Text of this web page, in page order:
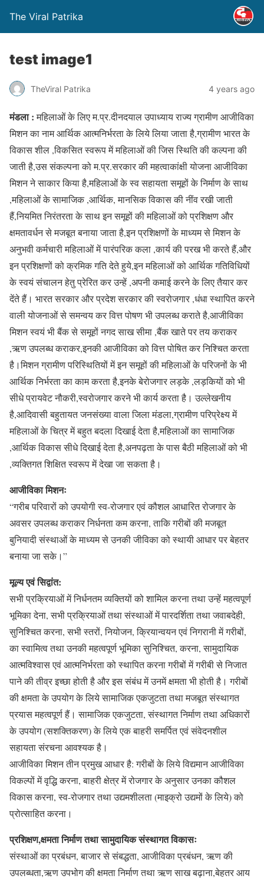
The Viral Patrika
test image1
TheViral Patrika 4 years ago
मंडला :महिलाओं के लिए म.प्र.दीनदयाल उपाध्याय राज्य ग्रामीण आजीविका
मिशन का नाम आर्थिक आत्मनिर्भरता के लिये लिया जाता है,ग्रामीण भारत के
विकास शील ,विकसित स्वरूप में महिलाओं की जिस स्थिति की कल्पना की
जाती है,उस संकल्पना को म.प्र.सरकार की महत्वाकांक्षी योजना आजीविका
मिशन ने साकार किया है,महिलाओं के स्व सहायता समूहों के निर्माण के साथ
,महिलाओं के सामाजिक ,आर्थिक, मानसिक विकास की नींव रखी जाती
हैं,नियमित निरंतरता के साथ इन समूहों की महिलाओं को प्रशिक्षण और
क्षमतावर्धन से मजबूत बनाया जाता है,इन प्रशिक्षणों के माध्यम से मिशन के
अनुभवी कर्मचारी महिलाओं में पारंपरिक कला ,कार्य की परख भी करते हैं,और
इन प्रशिक्षणों को क्रमिक गति देते हुये,इन महिलाओं को आर्थिक गतिविधियों
के स्वयं संचालन हेतु प्रेरित कर उन्हें ,अपनी कमाई करने के लिए तैयार कर
देंते हैं। भारत सरकार और प्रदेश सरकार की स्वरोजगार ,धंधा स्थापित करने
वाली योजनाओं से समन्वय कर वित्त पोषण भी उपलब्ध कराते है,आजीविका
मिशन स्वयं भी बैंक से समूहों नगद साख सीमा ,बैंक खाते पर तय कराकर
,ऋण उपलब्ध कराकर,इनकी आजीविका को वित्त पोषित कर निश्चित करता
है।मिशन ग्रामीण परिस्थितियों में इन समूहों की महिलाओं के परिजनों के भी
आर्थिक निर्भरता का काम करता है,इनके बेरोजगार लड़के ,लड़कियों को भी
सीधे प्रायवेट नौकरी,स्वरोजगार करने भी कार्य करता है। उल्लेखनीय
है,आदिवासी बहुतायत जनसंख्या वाला जिला मंडला,ग्रामीण परिप्रेक्ष्य में
महिलाओं के चित्र में बहुत बदला दिखाई देता है,महिलाओं का सामाजिक
,आर्थिक विकास सीधे दिखाई देता है,अनपढ़ता के पास बैठी महिलाओं को भी
,व्यक्तिगत शिक्षित स्वरूप में देखा जा सकता है।
आजीविका मिशनः
“गरीब परिवारों को उपयोगी स्व-रोजगार एवं कौशल आधारित रोजगार के
अवसर उपलब्ध कराकर निर्धनता कम करना, ताकि गरीबों की मजबूत
बुनियादी संस्थाओं के माध्यम से उनकी जीविका को स्थायी आधार पर बेहतर
बनाया जा सके।”
मूल्य एवं सिद्वांत:
सभी प्रक्रियाओं में निर्धनतम व्यक्तियों को शामिल करना तथा उन्हें महत्वपूर्ण
भूमिका देना, सभी प्रक्रियाओं तथा संस्थाओं में पारदर्शिता तथा जवाबदेही,
सुनिश्चित करना, सभी स्तरों, नियोजन, क्रियान्वयन एवं निगरानी में गरीबों,
का स्वामित्व तथा उनकी महत्वपूर्ण भूमिका सुनिश्चित, करना, सामुदायिक
आत्मविश्वास एवं आत्मनिर्भरता को स्थापित करना गरीबों में गरीबी से निजात
पाने की तीव्र इच्छा होती है और इस संबंध में उनमें क्षमता भी होती है। गरीबों
की क्षमता के उपयोग के लिये सामाजिक एकजुटता तथा मजबूत संस्थागत
प्रयास महत्वपूर्ण हैं। सामाजिक एकजुटता, संस्थागत निर्माण तथा अधिकारों
के उपयोग (सशक्तिकरण) के लिये एक बाहरी समर्पित एवं संवेदनशील
सहायता संरचना आवश्यक है।
आजीविका मिशन तीन प्रमुख आधार है: गरीबों के लिये विद्यमान आजीविका
विकल्पों में वृद्धि करना, बाहरी क्षेत्र में रोजगार के अनुसार उनका कौशल
विकास करना, स्व-रोजगार तथा उद्यमशीलता (माइक्रो उद्यमों के लिये) को
प्रोत्साहित करना।
प्रशिक्षण,क्षमता निर्माण तथा सामुदायिक संस्थागत विकासः
संस्थाओं का प्रबंधन, बाजार से संबद्धता, आजीविका प्रबंधन, ऋण की
उपलब्धता,ऋण उपभोग की क्षमता निर्माण तथा ऋण साख बढ़ाना,बेहतर आय